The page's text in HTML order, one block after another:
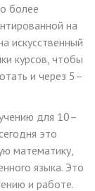
более
на
искусственный
курсов, чтобы
и через 5–
для 10–
это
математику,
языка. Это
и работе.